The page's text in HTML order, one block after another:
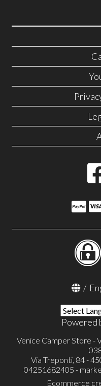
/
Powered
Venice Camper Store -
Via Treponti, 84 -
04251682405 -
Ecommerce